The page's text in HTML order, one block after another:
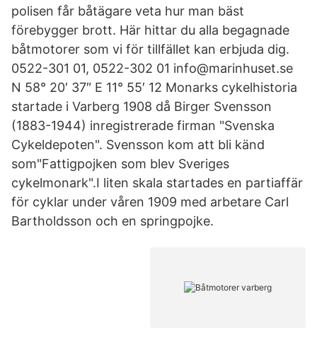
polisen får båtägare veta hur man bäst
förebygger brott. Här hittar du alla begagnade
båtmotorer som vi för tillfället kan erbjuda dig.
0522-301 01, 0522-302 01 info@marinhuset.se
N 58° 20′ 37″ E 11° 55′ 12 Monarks cykelhistoria
startade i Varberg 1908 då Birger Svensson
(1883-1944) inregistrerade firman "Svenska
Cykeldepoten". Svensson kom att bli känd
som"Fattigpojken som blev Sveriges
cykelmonark".I liten skala startades en partiaffär
för cyklar under våren 1909 med arbetare Carl
Bartholdsson och en springpojke.